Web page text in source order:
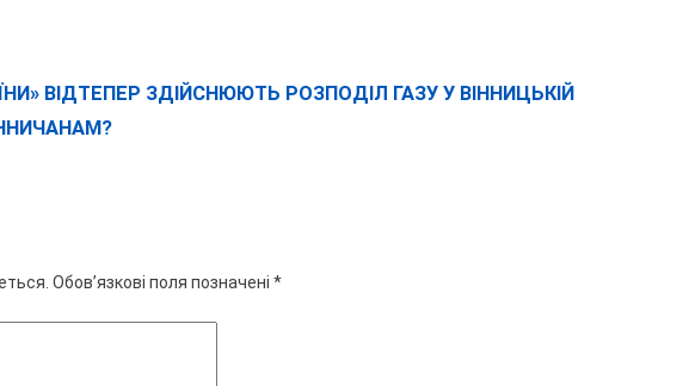
ВІДТЕПЕР ЗДІЙСНЮЮТЬ РОЗПОДІЛ ГАЗУ У ВІННИЦЬКІЙ
Обов’язкові поля позначені *